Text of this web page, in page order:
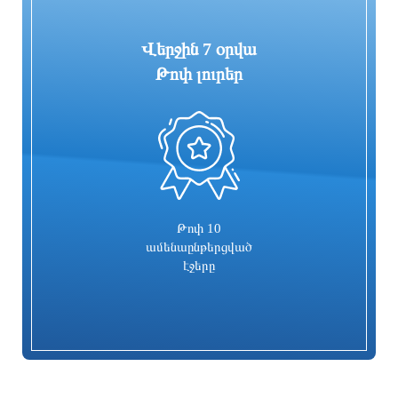
Խմեյմիմի ավիաբազան և Տարտուսի
ռազմածովային բազան կվերածվեն
Հորմուզի նեղուցը չի վերաբացվի, քանի
դեռ Վաշինգտոնը չի կատարել
Վերջին 7 օրվա
Թոփ լուրեր
Թոփ 10
ամենաընթերցված
էջերը